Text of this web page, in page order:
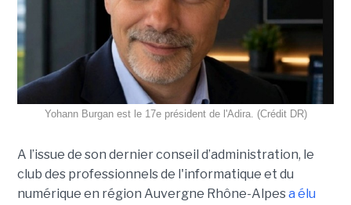
Yohann Burgan est le 17e président de l'Adira. (Crédit DR)
A l’issue de son dernier conseil d’administration, le
club des professionnels de l'informatique et du
numérique en région Auvergne Rhône-Alpesa élu